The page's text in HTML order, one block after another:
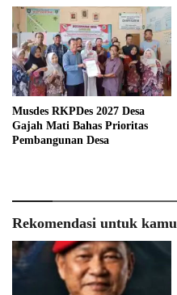
Musdes RKPDes 2027 Desa
Gajah Mati Bahas Prioritas
Pembangunan Desa
Rekomendasi untuk kamu